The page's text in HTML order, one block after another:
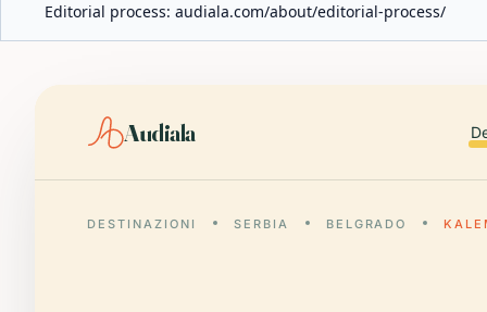
Editorial process: audiala.com/about/editorial-process/
Audiala
DESTINAZIONI SERBIA BELGRADO